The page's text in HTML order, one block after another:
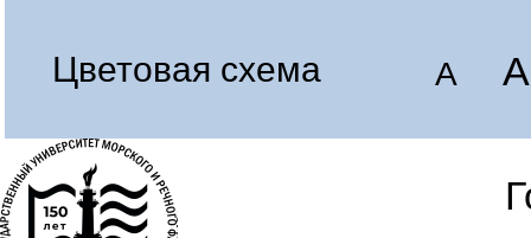
Цветовая схема A A